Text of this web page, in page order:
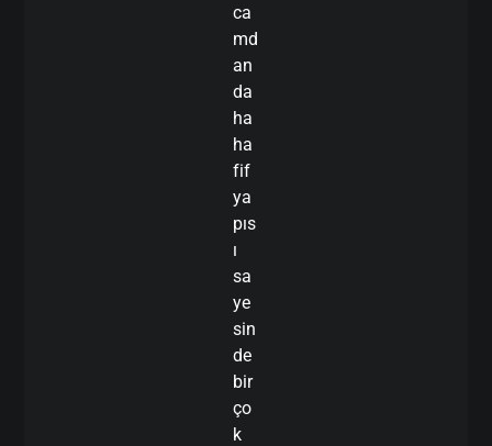
ca
md
an
da
ha
ha
fif
ya
pıs
ı
sa
ye
sin
de
bir
ço
k